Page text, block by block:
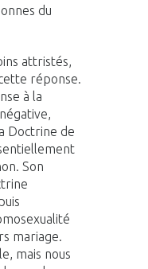
du
attristés,
réponse.
à la
Doctrine de
Son
mariage.
mais nous